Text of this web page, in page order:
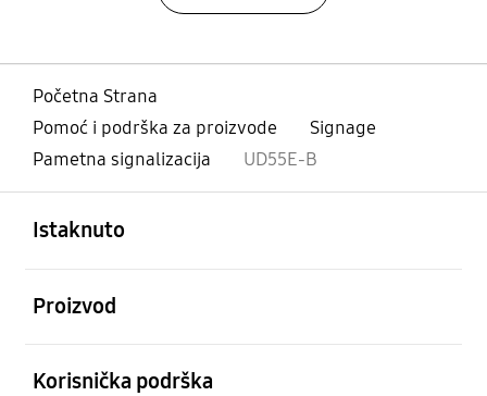
Početna Strana
Pomoć i podrška za proizvode
Signage
Pametna signalizacija
UD55E-B
Istaknuto
Proizvod
Korisnička podrška